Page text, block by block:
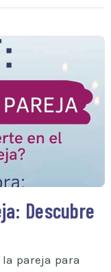
Descubre
pareja para